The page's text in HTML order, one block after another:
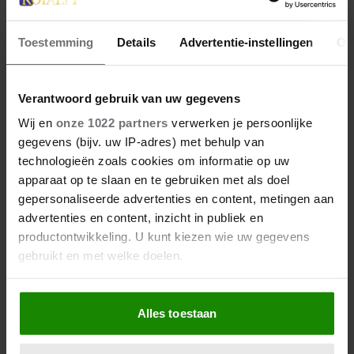
Toestemming Details Advertentie-instellingen
Verantwoord gebruik van uw gegevens
Wij en onze 1022 partners verwerken je persoonlijke
gegevens (bijv. uw IP-adres) met behulp van
technologieën zoals cookies om informatie op uw
apparaat op te slaan en te gebruiken met als doel
gepersonaliseerde advertenties en content, metingen aan
advertenties en content, inzicht in publiek en
productontwikkeling. U kunt kiezen wie uw gegevens
gebruikt en met welke doelen.
Als u het toestaat, willen we ook graag:
Informatie verzamelen over uw geografische
locatie, die tot een paar meter nauwkeurig kan zijn
Alles toestaan
27 april 2026
JARIG: ZIJN MOOISTE
PORTRETTEN DOOR DE JAREN
HEEN
27 april 2026